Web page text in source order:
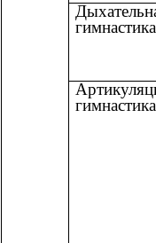
гимнастика
гимнастика